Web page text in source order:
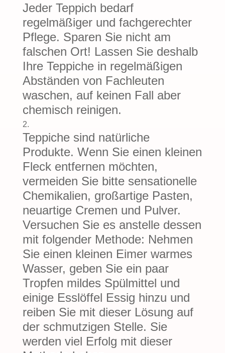
Jeder Teppich bedarf
regelmäßiger und fachgerechter
Pflege. Sparen Sie nicht am
falschen Ort! Lassen Sie deshalb
Ihre Teppiche in regelmäßigen
Abständen von Fachleuten
waschen, auf keinen Fall aber
chemisch reinigen.
Teppiche sind natürliche
Produkte. Wenn Sie einen kleinen
Fleck entfernen möchten,
vermeiden Sie bitte sensationelle
Chemikalien, großartige Pasten,
neuartige Cremen und Pulver.
Versuchen Sie es anstelle dessen
mit folgender Methode: Nehmen
Sie einen kleinen Eimer warmes
Wasser, geben Sie ein paar
Tropfen mildes Spülmittel und
einige Esslöffel Essig hinzu und
reiben Sie mit dieser Lösung auf
der schmutzigen Stelle. Sie
werden viel Erfolg mit dieser